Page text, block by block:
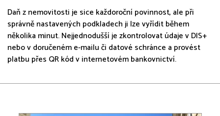
Daň z nemovitosti je sice každoroční povinnost, ale při
správně nastavených podkladech ji lze vyřídit během
několika minut. Nejjednodušší je zkontrolovat údaje v DIS+
nebo v doručeném e-mailu či datové schránce a provést
platbu přes QR kód v internetovém bankovnictví.